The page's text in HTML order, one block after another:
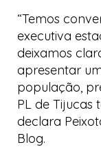
“Temos
executiva
deixamos
apresentar
população,
PL de Tijucas
declara
Blog.